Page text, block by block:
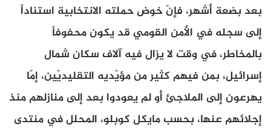
بعد بضعة أشهر، فإنّ خوض حملته الانتخابية استناداً
إلى سجله في الأمن القومي قد يكون محفوفاً
بالمخاطر، في وقت لا يزال فيه آلاف سكان شمال
إسرائيل، بمن فيهم كثير من مؤيّديه التقليديّين، إمّا
يهرعون إلى الملاجئ أو لم يعودوا بعد إلى منازلهم منذ
إجلائهم عنها، بحسب مايكل كوبلو، المحلل في منتدى